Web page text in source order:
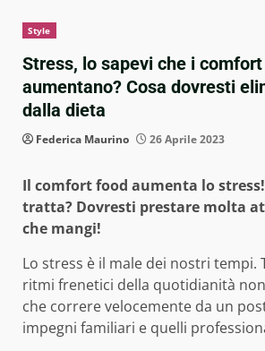
Style
Stress, lo sapevi che i
aumentano? Cosa dovresti
dalla dieta
Federica Maurino 26 Aprile 2023
Il comfort food aumenta lo stress!
tratta? Dovresti prestare molta
che mangi!
Lo stress è il male dei nostri tempi.
ritmi frenetici della quotidianità
che correre velocemente da un
impegni familiari e quelli